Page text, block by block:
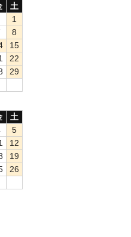
土
1
8
15
22
29
土
5
12
19
26